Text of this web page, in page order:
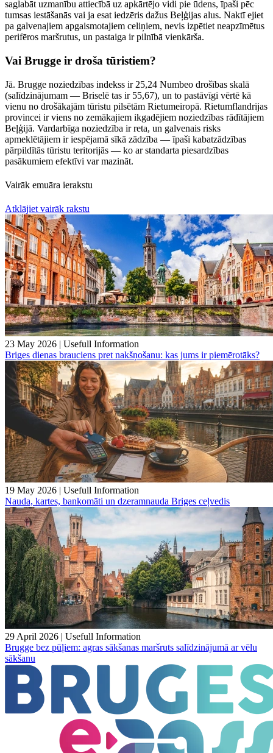
saglabāt uzmanību attiecībā uz apkārtējo vidi pie ūdens, īpaši pēc
tumsas iestāšanās vai ja esat iedzēris dažus Beļģijas alus. Naktī ejiet
pa galvenajiem apgaismotajiem celiņiem, nevis izpētiet neapzīmētus
perifēros maršrutus, un pastaiga ir pilnībā vienkārša.
Vai Brugge ir droša tūristiem?
Jā. Brugge noziedzības indekss ir 25,24 Numbeo drošības skalā
(salīdzinājumam — Briselē tas ir 55,67), un to pastāvīgi vērtē kā
vienu no drošākajām tūristu pilsētām Rietumeiropā. Rietumflandrijas
provincei ir viens no zemākajiem ikgadējiem noziedzības rādītājiem
Beļģijā. Vardarbīga noziedzība ir reta, un galvenais risks
apmeklētājiem ir iespējamā sīkā zādzība — īpaši kabatzādzības
pārpildītās tūristu teritorijās — ko ar standarta piesardzības
pasākumiem efektīvi var mazināt.
Vairāk emuāra ierakstu
Atklājiet vairāk rakstu
23 May 2026 | Usefull Information
Briges dienas brauciens pret nakšņošanu: kas jums ir piemērotāks?
19 May 2026 | Usefull Information
Nauda, kartes, bankomāti un dzeramnauda Briges ceļvedis
29 April 2026 | Usefull Information
Brugge bez pūļiem: agras sākšanas maršruts salīdzinājumā ar vēlu
sākšanu